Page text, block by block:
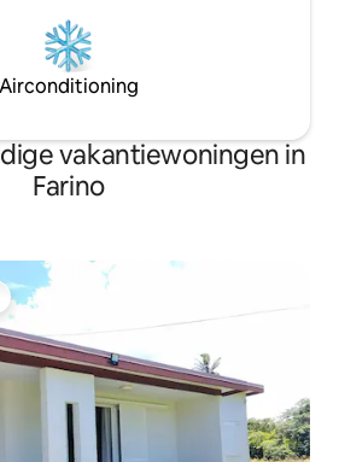
Airconditioning
vakantiewoningen in
Farino